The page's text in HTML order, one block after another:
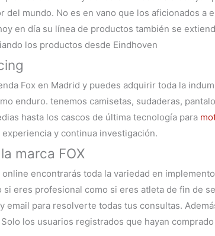
del mundo. No es en vano que los aficionados a
en día su línea de productos también se
los productos desde Eindhoven
Fox en Madrid y puedes adquirir toda la
enduro. tenemos camisetas, sudaderas,
hasta los cascos de última tecnología para
y continua investigación.
marca FOX
online encontrarás toda la variedad en
si eres profesional como si eres atleta de fin de
email para resolverte todas tus consultas.
Solo los usuarios registrados que hayan